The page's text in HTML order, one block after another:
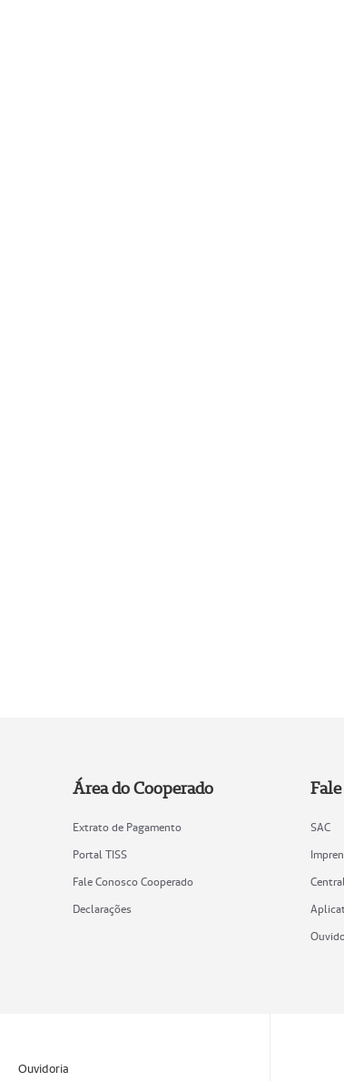
Área do Cooperado
Extrato de Pagamento
Portal TISS
Fale Conosco Cooperado
Declarações
SAC
Ouvidoria